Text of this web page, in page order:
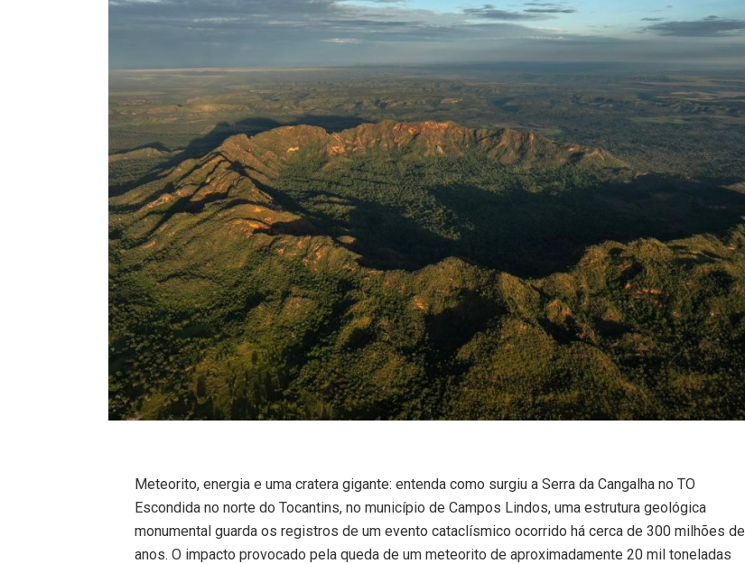
Meteorito, energia e uma cratera gigante: entenda como surgiu a Serra da Cangalha no TO
Escondida no norte do Tocantins, no município de Campos Lindos, uma estrutura geológica
monumental guarda os registros de um evento cataclísmico ocorrido há cerca de 300 milhões de
anos. O impacto provocado pela queda de um meteorito de aproximadamente 20 mil toneladas